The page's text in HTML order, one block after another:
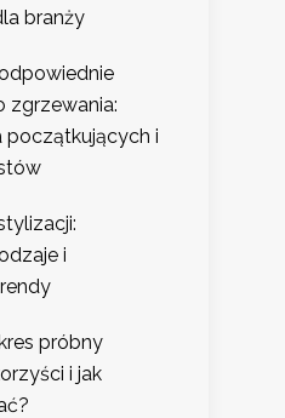
branży
zgrzewania:
początkujących i
i
próbny
i jak